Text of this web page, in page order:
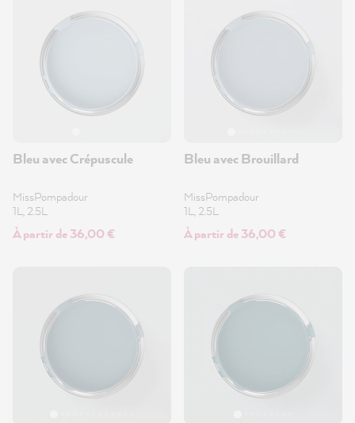
Bleu avec Crépuscule
MissPompadour
1L, 2.5L
À partir de 36,00 €
Bleu avec Brouillard
MissPompadour
1L, 2.5L
À partir de 36,00 €